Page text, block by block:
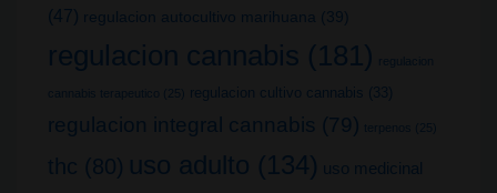
(47) regulacion autocultivo marihuana (39)
regulacion cannabis (181) regulacion
cannabis terapeutico (25) regulacion cultivo cannabis (33)
regulacion integral cannabis (79) terpenos (25)
thc (80) uso adulto (134) uso medicinal